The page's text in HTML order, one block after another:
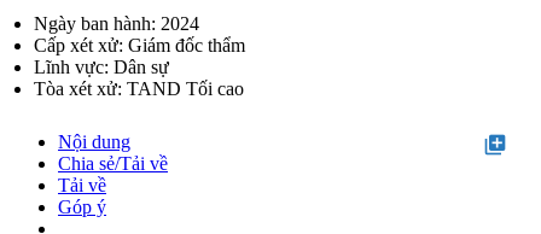
Ngày ban hành: 2024
Cấp xét xử: Giám đốc thẩm
Lĩnh vực: Dân sự
Tòa xét xử: TAND Tối cao
library_add
Nội dung
Chia sẻ/Tải về
Tải về
Góp ý